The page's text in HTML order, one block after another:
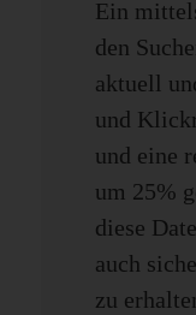
Ein
den
aktuell
und
und eine
um 25%
diese
auch
zu